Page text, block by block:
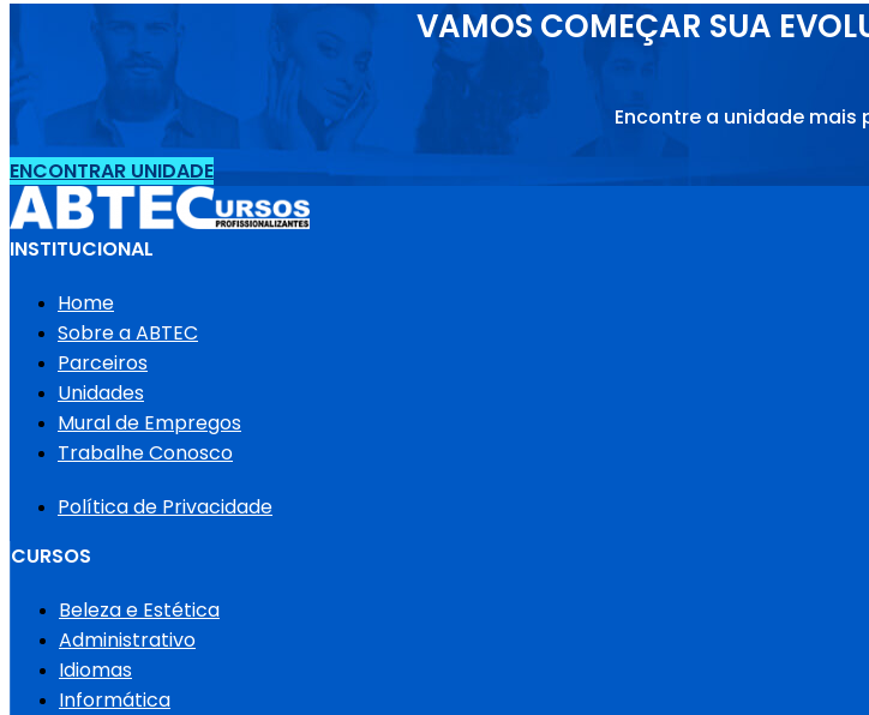
VAMOS COMEÇAR SUA
Encontre a unidade mais
ENCONTRAR UNIDADE
INSTITUCIONAL
Home
Sobre a ABTEC
Parceiros
Unidades
Mural de Empregos
Trabalhe Conosco
Política de Privacidade
CURSOS
Beleza e Estética
Administrativo
Idiomas
Informática